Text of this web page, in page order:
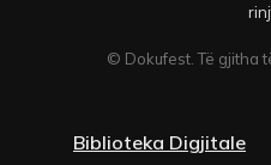
© Dokufest. Të gjitha
Biblioteka Digjitale